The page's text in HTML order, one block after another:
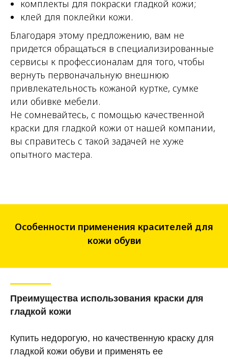
комплекты для покраски гладкой кожи;
клей для поклейки кожи.
Благодаря этому предложению, вам не
придется обращаться в специализированные
сервисы к профессионалам для того, чтобы
вернуть первоначальную внешнюю
привлекательность кожаной куртке, сумке
или обивке мебели.
Не сомневайтесь, с помощью качественной
краски для гладкой кожи от нашей компании,
вы справитесь с такой задачей не хуже
опытного мастера.
Особенности применения красителей для
кожи обуви
Преимущества использования краски для
гладкой кожи
Купить недорогую, но качественную краску для
гладкой кожи обуви и применять ее